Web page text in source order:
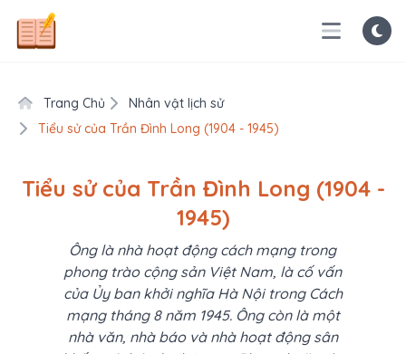
Trang Chủ
Nhân vật lịch sử
Tiểu sử của Trần Đình Long (1904 - 1945)
Tiểu sử của Trần Đình Long (1904 -
1945)
Ông là nhà hoạt động cách mạng trong
phong trào cộng sản Việt Nam, là cố vấn
của Ủy ban khởi nghĩa Hà Nội trong Cách
mạng tháng 8 năm 1945. Ông còn là một
nhà văn, nhà báo và nhà hoạt động sân